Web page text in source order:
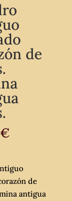
de
€
de
antigua